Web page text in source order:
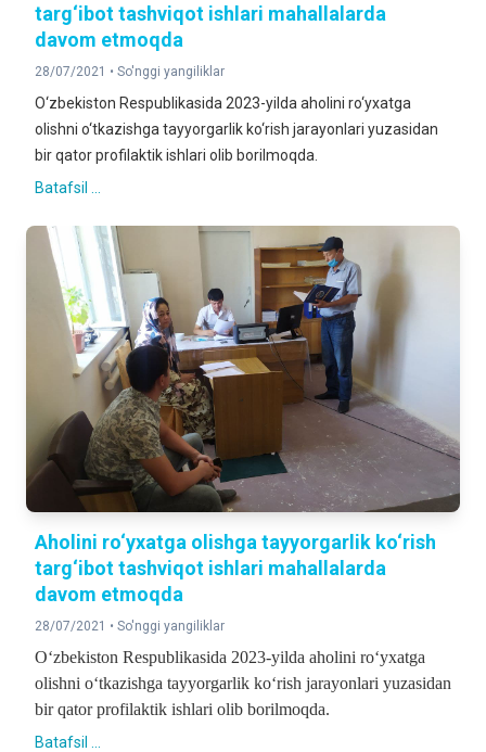
targ‘ibot tashviqot ishlari mahallalarda
davom etmoqda
28/07/2021 • So'nggi yangiliklar
O‘zbekiston Respublikasida 2023-yilda aholini ro‘yxatga
olishni o‘tkazishga tayyorgarlik ko‘rish jarayonlari yuzasidan
bir qator profilaktik ishlari olib borilmoqda.
Batafsil ...
Aholini ro‘yxatga olishga tayyorgarlik ko‘rish
targ‘ibot tashviqot ishlari mahallalarda
davom etmoqda
28/07/2021 • So'nggi yangiliklar
O‘zbekiston Respublikasida 2023-yilda aholini ro‘yxatga
olishni o‘tkazishga tayyorgarlik ko‘rish jarayonlari yuzasidan
bir qator profilaktik ishlari olib borilmoqda.
Batafsil ...